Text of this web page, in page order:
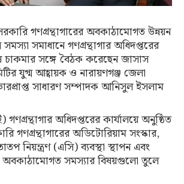
গণগ্রন্থাগারের অবকাঠামোগত উন্নয়ন
সমস্যা সমাধানে গণগ্রন্থাগার অধিদপ্তরের
চাকমার সঙ্গে বৈঠক করেছেন জাসাস
যুগ্ম আহ্বায়ক ও নারায়ণগঞ্জ জেলা
সাধারণ সম্পাদক আনিসুল ইসলাম
অধিদপ্তরের কার্যালয়ে অনুষ্ঠিত
গণগ্রন্থাগারের অডিটোরিয়াম সংস্কার,
নিয়ন্ত্রণ (এসি) ব্যবস্থা স্থাপন এবং
অবকাঠামোগত সমস্যার বিষয়গুলো তুলে